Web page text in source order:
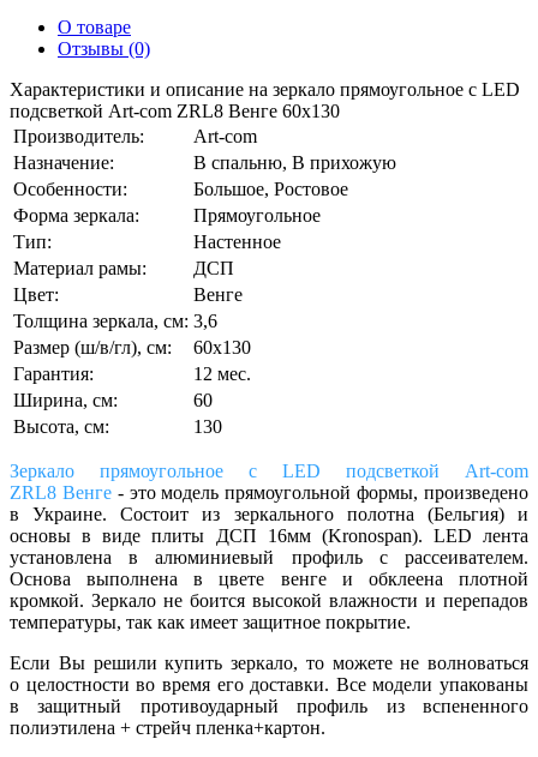
О товаре
Отзывы (0)
Характеристики и описание на зеркало прямоугольное c LED
подсветкой Art-com ZRL8 Венге 60х130
Производитель:
Art-com
Назначение:
В спальню, В прихожую
Особенности:
Большое, Ростовое
Форма зеркала:
Прямоугольное
Тип:
Настенное
Материал рамы:
ДСП
Цвет:
Венге
Толщина зеркала, см: 3,6
Размер (ш/в/гл), см:
60х130
Гарантия:
12 мес.
Ширина, см:
60
Высота, см:
130
Зеркало прямоугольное c LED подсветкой Art-com
ZRL8 Венге - это модель прямоугольной формы, произведено
в Украине. Состоит из зеркального полотна (Бельгия) и
основы в виде плиты ДСП 16мм (Kronospan). LED лента
установлена в алюминиевый профиль с рассеивателем.
Основа выполнена в цвете венге и обклеена плотной
кромкой. Зеркало не боится высокой влажности и перепадов
температуры, так как имеет защитное покрытие.
Если Вы решили купить зеркало, то можете не волноваться
о целостности во время его доставки. Все модели упакованы
в защитный противоударный профиль из вспененного
полиэтилена + стрейч пленка+картон.